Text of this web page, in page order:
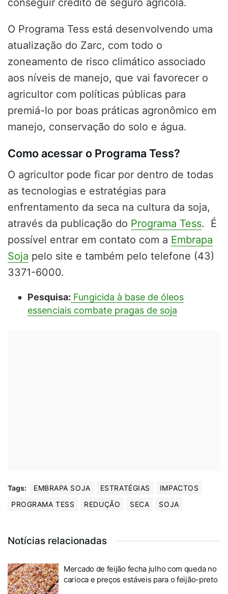
O Programa Tess está desenvolvendo uma
atualização do Zarc, com todo o
zoneamento de risco climático associado
aos níveis de manejo, que vai favorecer o
agricultor com políticas públicas para
premiá-lo por boas práticas agronômico em
manejo, conservação do solo e água.
Como acessar o Programa Tess?
O agricultor pode ficar por dentro de todas
as tecnologias e estratégias para
enfrentamento da seca na cultura da soja,
através da publicação do Programa Tess. É
possível entrar em contato com a Embrapa
Soja pelo site e também pelo telefone (43)
3371-6000.
Pesquisa: Fungicida à base de óleos
essenciais combate pragas de soja
Tags: EMBRAPA SOJA ESTRATÉGIAS
IMPACTOS
PROGRAMA TESS
REDUÇÃO SECA SOJA
Notícias relacionadas
Mercado de feijão fecha julho com queda no
carioca e preços estáveis para o feijão-preto